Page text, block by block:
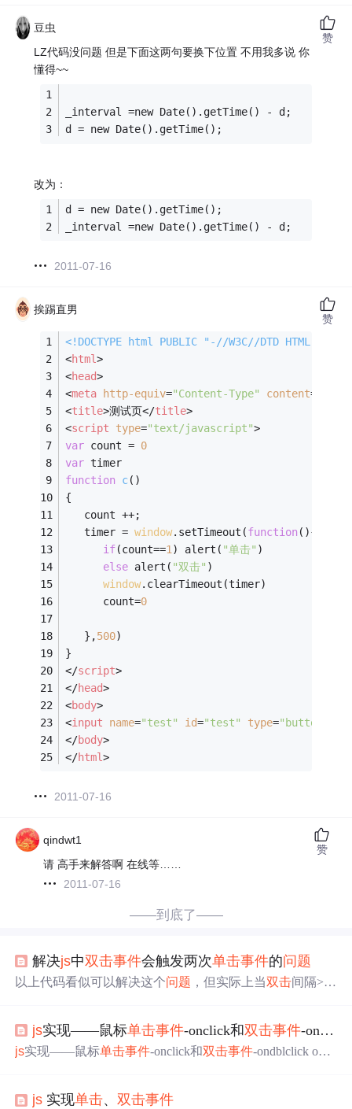
豆虫
LZ代码没问题 但是下面这两句要换下位置 不用我多说 你
懂得~~
_interval =new Date().getTime() - d;
d = new Date().getTime();
改为：
d = new Date().getTime();
_interval =new Date().getTime() - d;
2011-07-16
赞
挨踢直男
<!DOCTYPE html PUBLIC
"-//W3C//DTD HTML
<html>
<head>
<meta http-equiv="Content-Type" content=
<title>测试页</title>
<script type="text/javascript">
var count = 0
var timer
function c( )
{
   count ++;
   timer =
window.setTimeout(function( ){
if(count==1 ) alert( "单击" )
else alert( "双击" )
window.clearTimeout(timer)
      count=
0
   },
500)
}
</script>
</head>
<body>
<input name="test" id="test" type="button"
</body>
</html>
2011-07-16
赞
qindwt1
请 高手来解答啊 在线等……
2011-07-16
赞
——到底了——
解决js中双击事件会触发两次单击事件的问题
以上代码看似可以解决这个问题 ，但实际上当双击间隔>30
要触发单击事件，要等到点击后500ms才会执行，用户体
验太差了）。通过以上代码，就可以定义在规定计时器时
=""触发了双击击 事件,e=""触发了
js实现——鼠标单击事件-onclick和双击事件-ondblclick
js实现——鼠标单击事件-onclick和双击事件-ondblclick oncli
="X-UA-Compatible" content="IE=edge"> <meta name="view
js 实现单击、双击事件